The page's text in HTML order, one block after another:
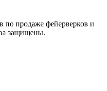
по продаже фейерверков и
защищены.